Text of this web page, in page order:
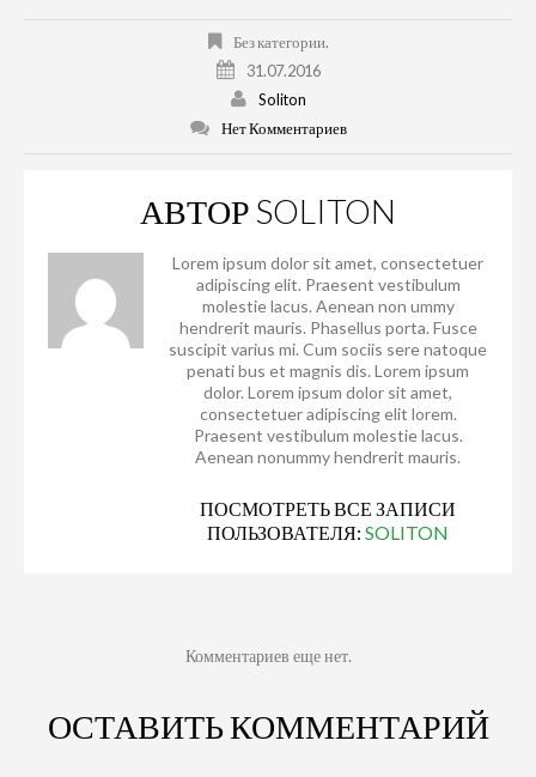
Без категории.
31.07.2016
Soliton
Нет Комментариев
АВТОР SOLITON
Lorem ipsum dolor sit amet, consectetuer
adipiscing elit. Praesent vestibulum
molestie lacus. Aenean non ummy
hendrerit mauris. Phasellus porta. Fusce
suscipit varius mi. Cum sociis sere natoque
penati bus et magnis dis. Lorem ipsum
dolor. Lorem ipsum dolor sit amet,
consectetuer adipiscing elit lorem.
Praesent vestibulum molestie lacus.
Aenean nonummy hendrerit mauris.
ПОСМОТРЕТЬ ВСЕ ЗАПИСИ
ПОЛЬЗОВАТЕЛЯ: SOLITON
Комментариев еще нет.
ОСТАВИТЬ КОММЕНТАРИЙ